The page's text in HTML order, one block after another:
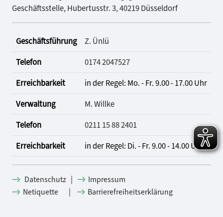
Geschäftsstelle, Hubertusstr. 3, 40219 Düsseldorf
Geschäftsführung
Z. Ünlü
Telefon
0174 2047527
Erreichbarkeit
in der Regel: Mo. - Fr. 9.00 - 17.00 Uhr
Verwaltung
M. Willke
Telefon
0211 15 88 2401
Erreichbarkeit
in der Regel: Di. - Fr. 9.00 - 14.00 Uhr
Datenschutz |
Impressum
Netiquette
| Barrierefreiheitserklärung